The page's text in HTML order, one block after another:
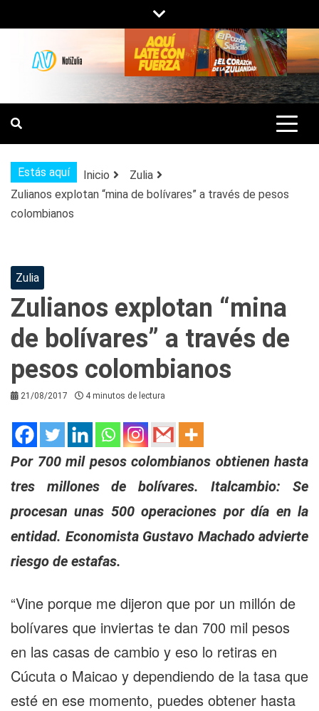
al
contenido
NOTIZULIA
NOTICIAS DEL ZULIA, VENEZUELA Y
DE INTERÉS GENERAL.
Estás aquí Inicio
Zulia
Zulianos explotan “mina de bolívares” a través de pesos
colombianos
Zulia
Zulianos explotan “mina
de bolívares” a través de
pesos colombianos
21/08/2017 4 minutos de lectura
Por 700 mil pesos colombianos obtienen hasta
tres millones de bolívares.
Italcambio: Se
procesan unas 500 operaciones por día en la
entidad. Economista Gustavo Machado advierte
riesgo de estafas.
“Vine porque me dijeron que por un millón de
bolívares que inviertas te dan 700 mil pesos
en las casas de cambio y eso lo retiras en
Cúcuta o Maicao y dependiendo de la tasa que
esté en ese momento, puedes obtener hasta